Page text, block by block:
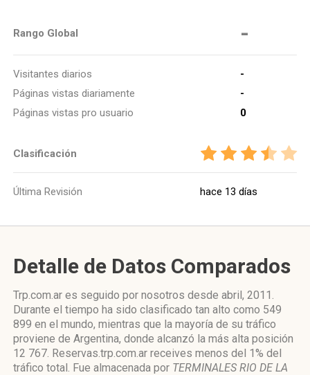
Rango Global -
Visitantes diarios
-
Páginas vistas diariamente
-
Páginas vistas pro usuario
0
Clasificación
Última Revisión hace 13 días
Detalle de Datos Comparados
Trp.com.ar es seguido por nosotros desde abril, 2011.
Durante el tiempo ha sido clasificado tan alto como 549
899 en el mundo, mientras que la mayoría de su tráfico
proviene de Argentina, donde alcanzó la más alta posición
12 767. Reservas.trp.com.ar receives menos del 1% del
tráfico total. Fue almacenada por TERMINALES RIO DE LA